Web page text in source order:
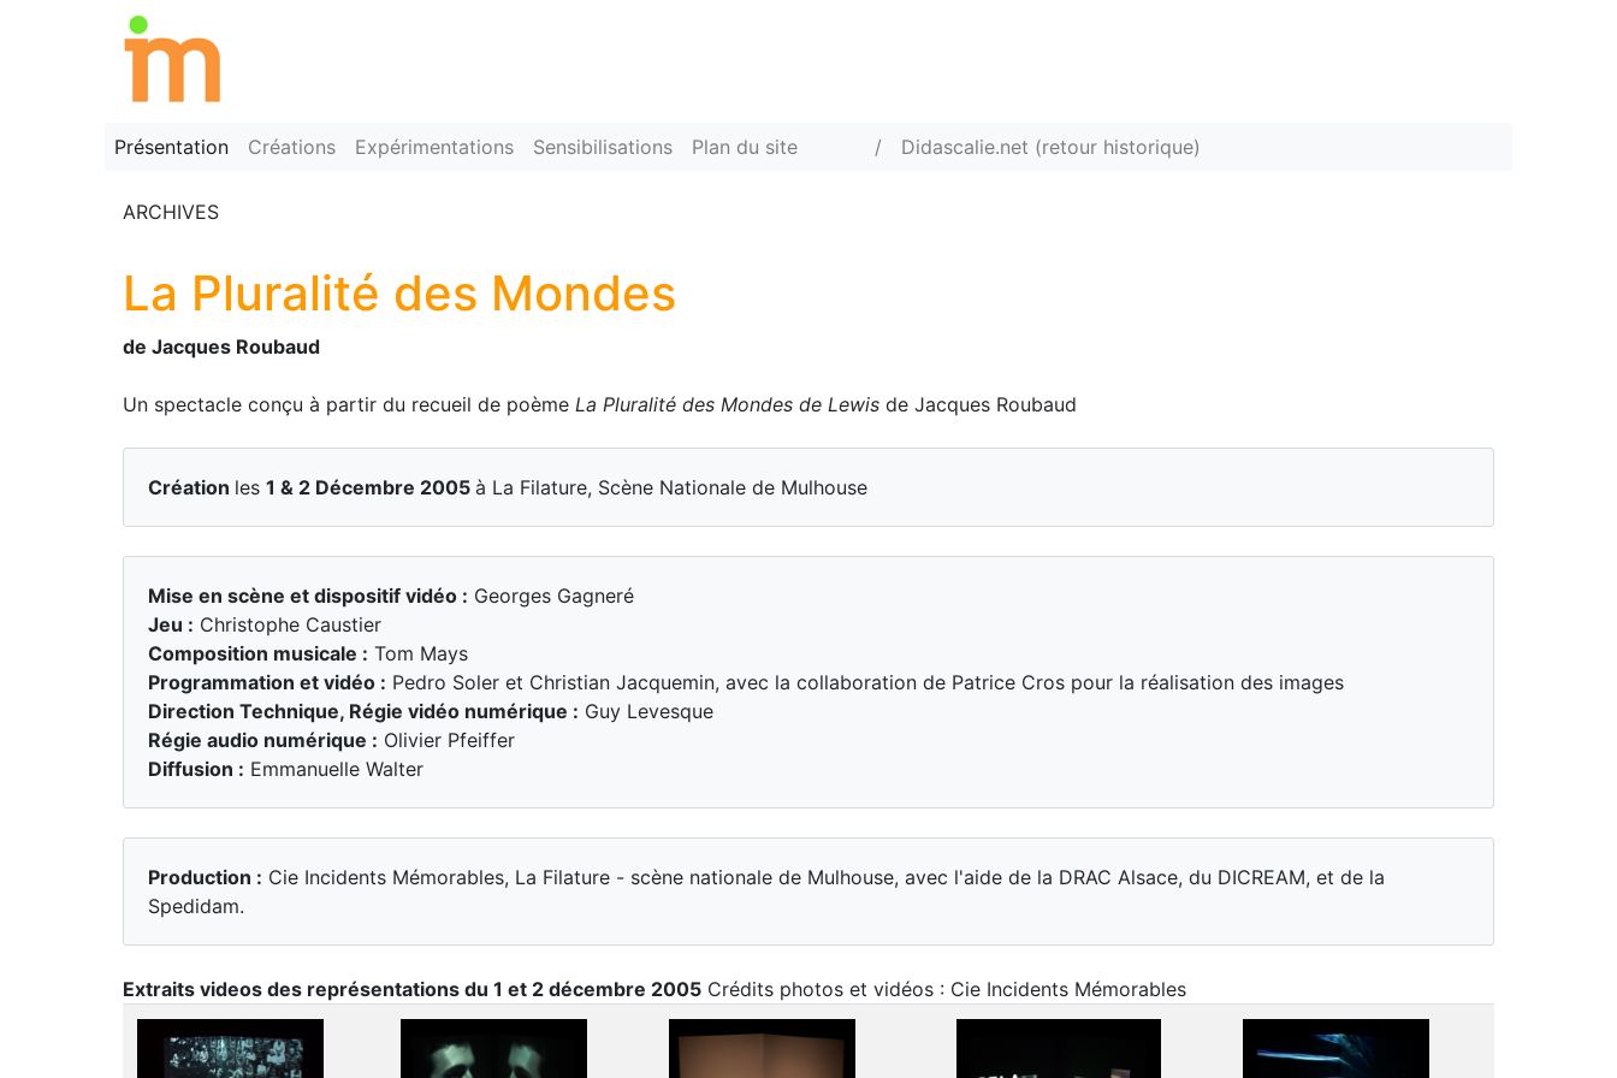
Présentation Créations Expérimentations Sensibilisations Plan du site / Didascalie.net (retour historique)
ARCHIVES
La Pluralité des Mondes
de Jacques Roubaud
Un spectacle conçu à partir du recueil de poème La Pluralité des Mondes de Lewis de Jacques Roubaud
Création les 1 & 2 Décembre 2005 à La Filature, Scène Nationale de Mulhouse
Mise en scène et dispositif vidéo : Georges Gagneré
Jeu : Christophe Caustier
Composition musicale : Tom Mays
Programmation et vidéo : Pedro Soler et Christian Jacquemin, avec la collaboration de Patrice Cros pour la réalisation des images
Direction Technique, Régie vidéo numérique : Guy Levesque
Régie audio numérique : Olivier Pfeiffer
Diffusion : Emmanuelle Walter
Production : Cie Incidents Mémorables, La Filature - scène nationale de Mulhouse, avec l'aide de la DRAC Alsace, du DICREAM, et de la
Spedidam.
Extraits videos des représentations du 1 et 2 décembre 2005 Crédits photos et vidéos : Cie Incidents Mémorables